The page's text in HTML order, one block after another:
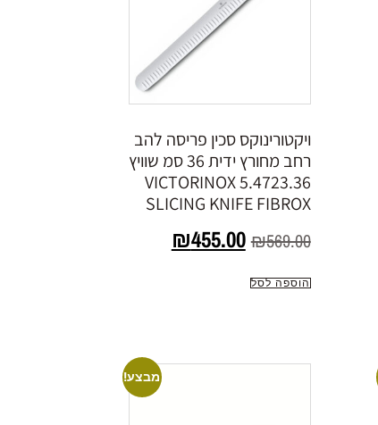
ויקטורינוקס סכין פריסה להב
רחב מחורץ ידית 36 סמ שוויץ
5.4723.36 VICTORINOX
SLICING KNIFE FIBROX
₪569.00
₪455.00
הוספה לסל
מבצע!